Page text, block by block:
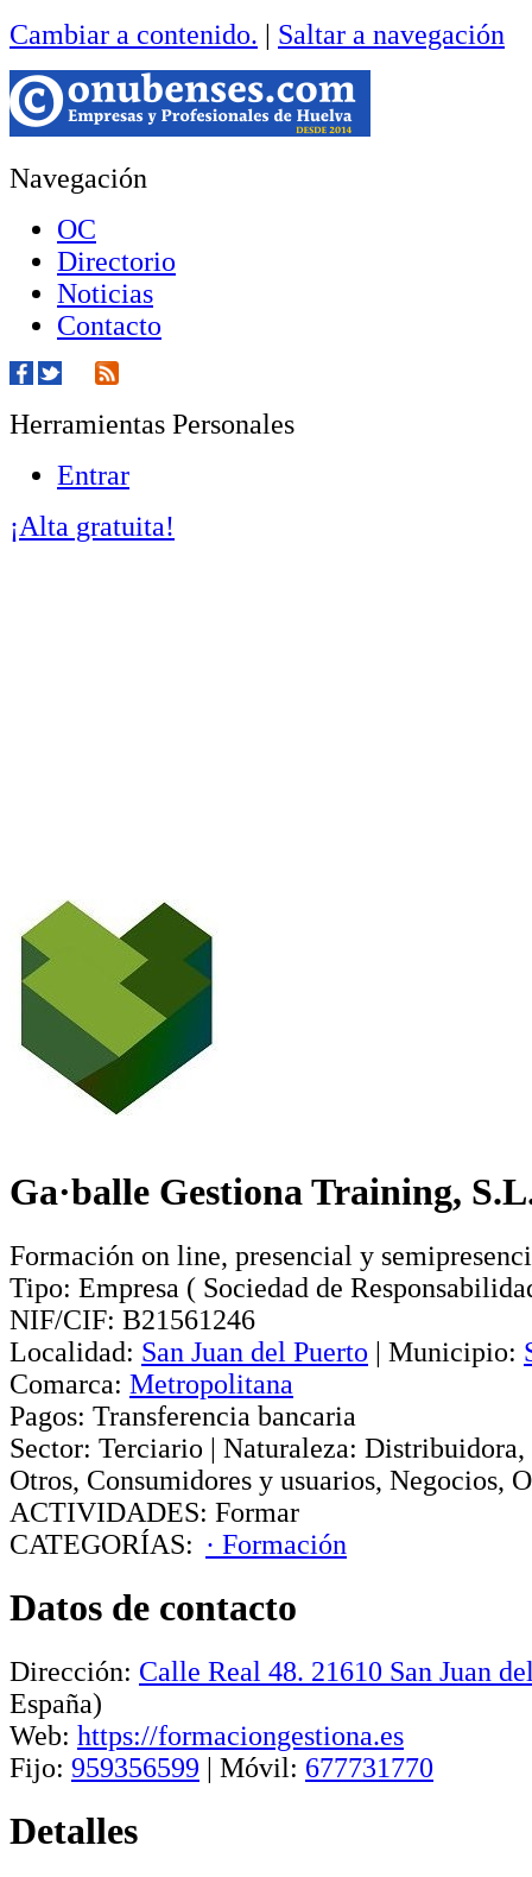
Cambiar a contenido. | Saltar a navegación
Navegación
OC
Directorio
Noticias
Contacto
Herramientas Personales
Entrar
¡Alta gratuita!
Ga·balle Gestiona Training,
Formación on line, presencial y
Tipo: Empresa ( Sociedad de
NIF/CIF: B21561246
Localidad: San Juan del Puerto | Municipio:
Comarca: Metropolitana
Pagos: Transferencia bancaria
Sector: Terciario | Naturaleza: Distribuidora,
Otros, Consumidores y usuarios, Negocios,
ACTIVIDADES: Formar
CATEGORÍAS: · Formación
Datos de contacto
Dirección: Calle Real 48. 21610 San Juan
España)
Web: https://formaciongestiona.es
Fijo: 959356599 | Móvil: 677731770
Detalles